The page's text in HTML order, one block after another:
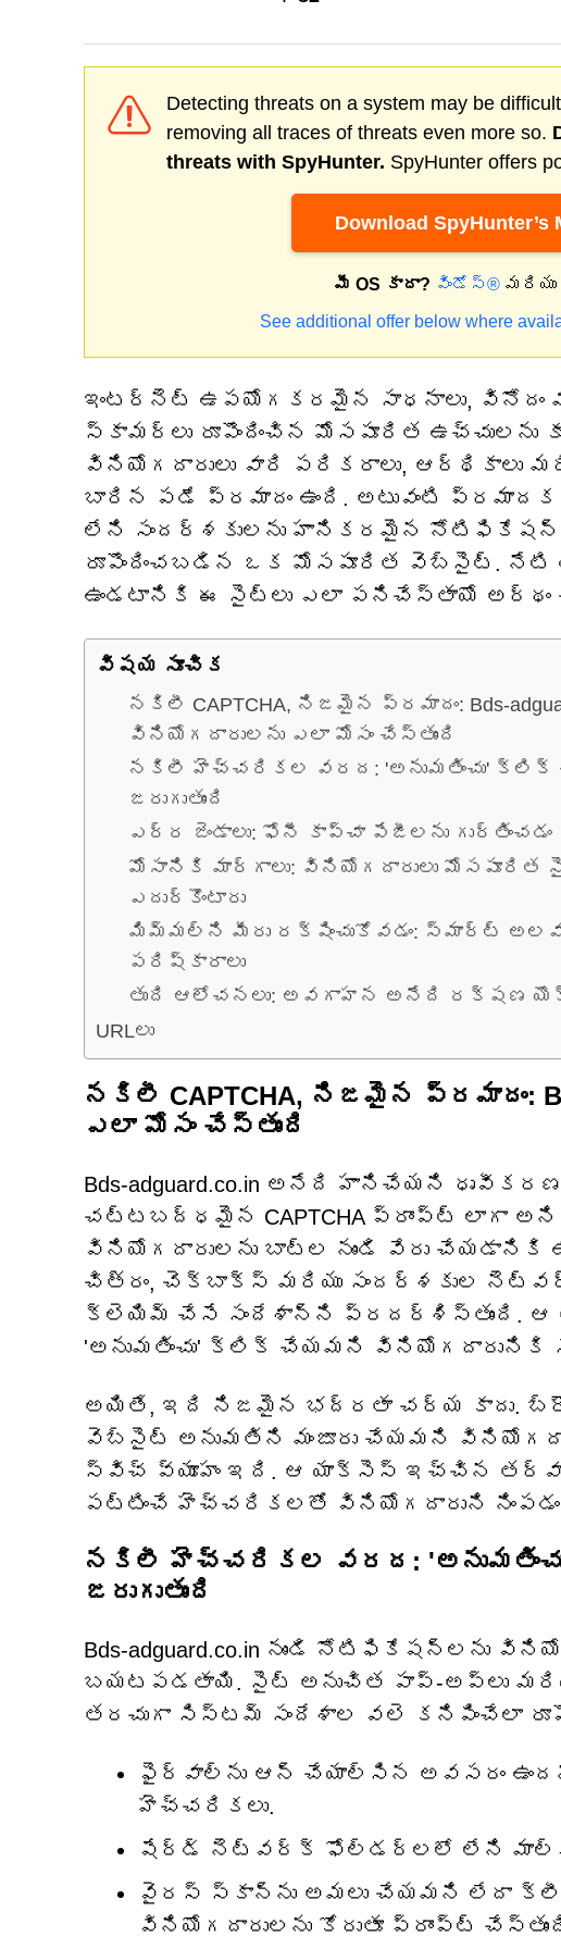
Detecting threats on a system may be
removing all traces of threats even more so.
threats with SpyHunter. SpyHunter offers
Download SpyHunter’s
మీ OS కాదా? విండోస్®మరియు
See additional offer below where
ఇంటర్నెట్ ఉపయోగకరమైన సాధనాలు, వినోదం
స్కామర్లు రూపొందించిన మోసపూరిత
వినియోగదారులు వారి పరికరాలు, ఆర్థికాలు
బారిన పడే ప్రమాదం ఉంది. అటువంటి
లేని సందర్శకులను హానికరమైన
రూపొందించబడిన ఒక మోసపూరిత వెబ్‌సైట్.
ఉండటానికి ఈ సైట్‌లు ఎలా పనిచేస్తాయో అర్థం
విషయ సూచిక
నకిలీ CAPTCHA, నిజమైన ప్రమాదం: Bds-
వినియోగదారులను ఎలా మోసం చేస్తుంది
నకిలీ హెచ్చరికల వరద: 'అనుమతించు'
జరుగుతుంది
ఎర్ర జెండాలు: ఫోనీ కాప్చా పేజీలను గుర్తించడం
మోసానికి మార్గాలు: వినియోగదారులు మోసపూరిత
ఎదుర్కొంటారు
మిమ్మల్ని మీరు రక్షించుకోవడం: స్మార్ట్
పరిష్కారాలు
తుది ఆలోచనలు: అవగాహన అనేది రక్షణ
URLలు
నకిలీ CAPTCHA, నిజమైన ప్రమాదం:
ఎలా మోసం చేస్తుంది
Bds-adguard.co.in అనేది హానిచేయని
చట్టబద్ధమైన CAPTCHA ప్రాంప్ట్ లాగా
వినియోగదారులను బాట్‌ల నుండి వేరు
చిత్రం, చెక్‌బాక్స్ మరియు సందర్శకుల
క్లెయిమ్ చేసే సందేశాన్ని ప్రదర్శిస్తుంది.
'అనుమతించు' క్లిక్ చేయమని వినియోగదారునికి
అయితే, ఇది నిజమైన భద్రతా చర్య కాదు.
వెబ్‌సైట్ అనుమతిని మంజూరు చేయమని
స్విచ్ వ్యూహం ఇది. ఆ యాక్సెస్ ఇచ్చిన
పట్టించే హెచ్చరికలతో వినియోగదారుని నింపడం
నకిలీ హెచ్చరికల వరద:
జరుగుతుంది
Bds-adguard.co.in నుండి
బయటపడతాయి. సైట్ అనుచిత పాప్-అప్‌లు
తరచుగా సిస్టమ్ సందేశాల వలె కనిపించేలా
ఫైర్‌వాల్‌ను ఆన్ చేయాల్సిన అవసరం
హెచ్చరికలు.
షేర్డ్ నెట్‌వర్క్ ఫోల్డర్‌లలో లేని
వైరస్ స్కాన్‌ను అమలు చేయమని లేదా
వినియోగదారులను కోరుతూ ప్రాంప్ట్